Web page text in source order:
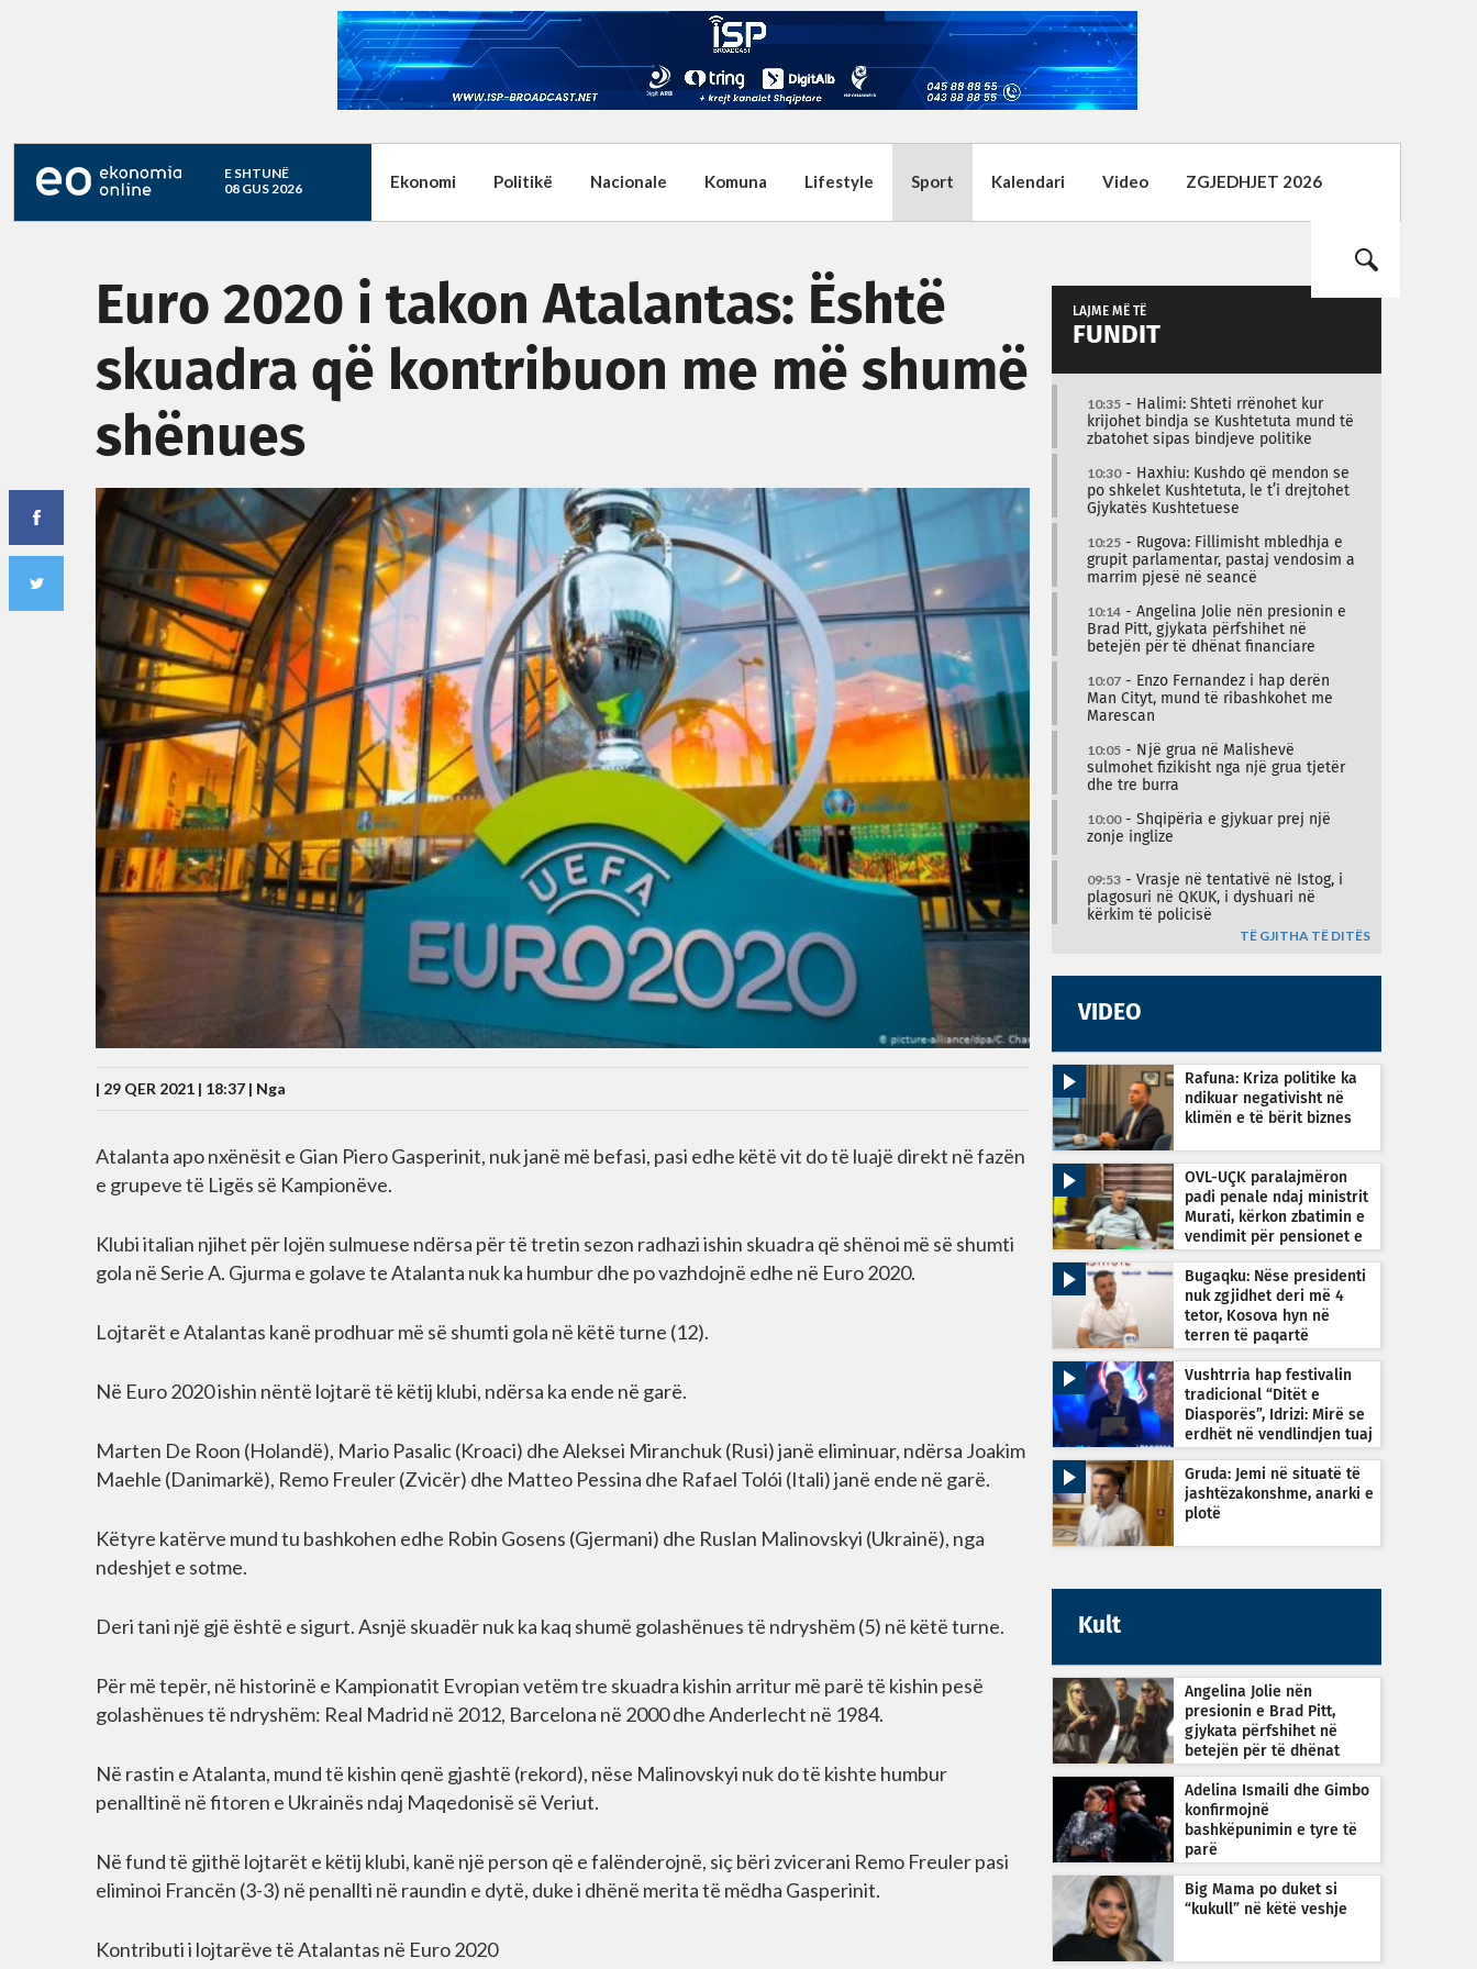
E SHTUNË
08 GUS 2026
Ekonomi Politikë Nacionale Komuna Lifestyle Sport Kalendari Video ZGJEDHJET 2026
Euro 2020 i takon Atalantas: Është
skuadra që kontribuon me më shumë
shënues
| 29 QER 2021 | 18:37 | Nga
Atalanta apo nxënësit e Gian Piero Gasperinit, nuk janë më befasi, pasi edhe këtë vit do të luajë direkt në fazën
e grupeve të Ligës së Kampionëve.
Klubi italian njihet për lojën sulmuese ndërsa për të tretin sezon radhazi ishin skuadra që shënoi më së shumti
gola në Serie A. Gjurma e golave te Atalanta nuk ka humbur dhe po vazhdojnë edhe në Euro 2020.
Lojtarët e Atalantas kanë prodhuar më së shumti gola në këtë turne (12).
Në Euro 2020 ishin nëntë lojtarë të këtij klubi, ndërsa ka ende në garë.
Marten De Roon (Holandë), Mario Pasalic (Kroaci) dhe Aleksei Miranchuk (Rusi) janë eliminuar, ndërsa Joakim
Maehle (Danimarkë), Remo Freuler (Zvicër) dhe Matteo Pessina dhe Rafael Tolói (Itali) janë ende në garë.
Këtyre katërve mund tu bashkohen edhe Robin Gosens (Gjermani) dhe Ruslan Malinovskyi (Ukrainë), nga
ndeshjet e sotme.
Deri tani një gjë është e sigurt. Asnjë skuadër nuk ka kaq shumë golashënues të ndryshëm (5) në këtë turne.
Për më tepër, në historinë e Kampionatit Evropian vetëm tre skuadra kishin arritur më parë të kishin pesë
golashënues të ndryshëm: Real Madrid në 2012, Barcelona në 2000 dhe Anderlecht në 1984.
Në rastin e Atalanta, mund të kishin qenë gjashtë (rekord), nëse Malinovskyi nuk do të kishte humbur
penalltinë në fitoren e Ukrainës ndaj Maqedonisë së Veriut.
Në fund të gjithë lojtarët e këtij klubi, kanë një person që e falënderojnë, siç bëri zvicerani Remo Freuler pasi
eliminoi Francën (3-3) në penallti në raundin e dytë, duke i dhënë merita të mëdha Gasperinit.
Kontributi i lojtarëve të Atalantas në Euro 2020
LAJME MË TË
FUNDIT
10:35 - Halimi: Shteti rrënohet kur
krijohet bindja se Kushtetuta mund të
zbatohet sipas bindjeve politike
10:30- Haxhiu: Kushdo që mendon se
po shkelet Kushtetuta, le t’i drejtohet
Gjykatës Kushtetuese
10:25 - Rugova: Fillimisht mbledhja e
grupit parlamentar, pastaj vendosim a
marrim pjesë në seancë
10:14 - Angelina Jolie nën presionin e
Brad Pitt, gjykata përfshihet në
betejën për të dhënat financiare
10:07 - Enzo Fernandez i hap derën
Man Cityt, mund të ribashkohet me
Marescan
10:05 - Një grua në Malishevë
sulmohet fizikisht nga një grua tjetër
dhe tre burra
10:00- Shqipëria e gjykuar prej një
zonje inglize
09:53 - Vrasje në tentativë në Istog, i
plagosuri në QKUK, i dyshuari në
kërkim të policisë
TË GJITHA TË DITËS
VIDEO
Rafuna: Kriza politike ka
ndikuar negativisht në
klimën e të bërit biznes
OVL-UÇK paralajmëron
padi penale ndaj ministrit
Murati, kërkon zbatimin e
vendimit për pensionet e
Bugaqku: Nëse presidenti
nuk zgjidhet deri më 4
tetor, Kosova hyn në
terren të paqartë
Vushtrria hap festivalin
tradicional “Ditët e
Diasporës”, Idrizi: Mirë se
erdhët në vendlindjen tuaj
Gruda: Jemi në situatë të
jashtëzakonshme, anarki e
plotë
Kult
Angelina Jolie nën
presionin e Brad Pitt,
gjykata përfshihet në
betejën për të dhënat
Adelina Ismaili dhe Gimbo
konfirmojnë
bashkëpunimin e tyre të
parë
Big Mama po duket si
“kukull” në këtë veshje